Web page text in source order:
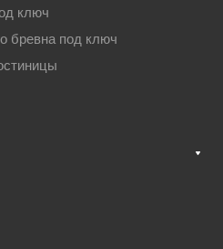
ключ
бревна под ключ